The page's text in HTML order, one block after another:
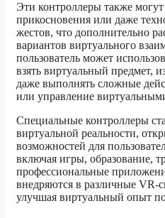
Эти контроллеры также
прикосновения или даже
жестов, что дополнительно
вариантов виртуального
пользователь может
взять виртуальный предмет,
даже выполнять сложные
или управление
Специальные контроллеры
виртуальной реальности,
возможностей для
включая игры, образование,
профессиональные
внедряются в различные VR-
улучшая виртуальный опыт